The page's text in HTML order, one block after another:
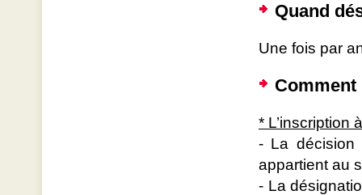
Quand
Une fois par
* L’inscription
- La décision
appartient au
- La